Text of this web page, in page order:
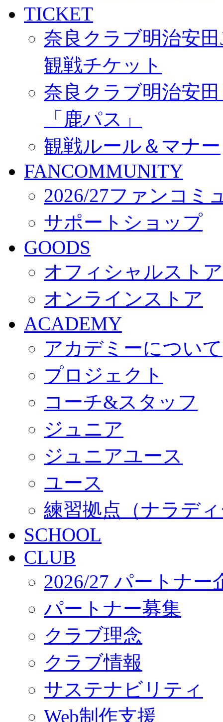
TICKET
奈良クラブ明治安
観戦チケット
奈良クラブ明治安
「鹿パス」
観戦ルール＆マナー
FANCOMMUNITY
2026/27ファンコミ
サポートショップ
GOODS
オフィシャルスト
オンラインストア
ACADEMY
アカデミーについて
プロジェクト
コーチ&スタッフ
ジュニア
ジュニアユース
ユース
練習拠点（ナラデ
SCHOOL
CLUB
2026/27 パートナー
パートナー募集
クラブ理念
クラブ情報
サステナビリティ
Web制作支援